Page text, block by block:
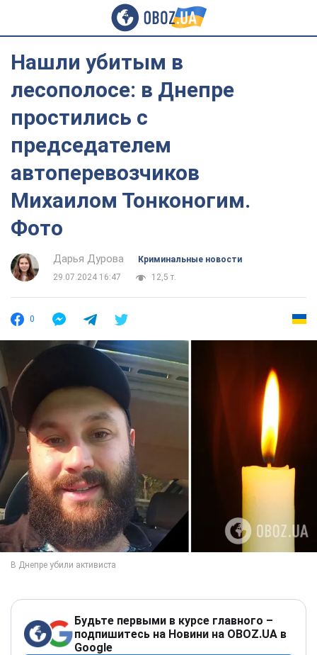
Нашли убитым в
лесополосе: в Днепре
простились с
председателем
автоперевозчиков
Михаилом Тонконогим.
Фото
Дарья Дурова
Криминальные новости
29.07.2024 16:47
12,5 т.
0
Будьте первыми в курсе главного –
подпишитесь на Новини на OBOZ.UA в
Google